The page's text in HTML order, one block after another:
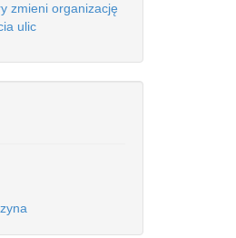
zmieni organizację
ulic